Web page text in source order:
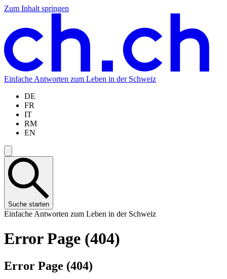
Zum Inhalt springen
Zum
springen
Zur
springen
Zur
springen
Zur
springen
Einfache Antworten zum Leben in der Schweiz
DE
FR
IT
RM
EN
Suche starten
Einfache Antworten zum Leben in der Schweiz
Error Page (404)
Error Page (404)